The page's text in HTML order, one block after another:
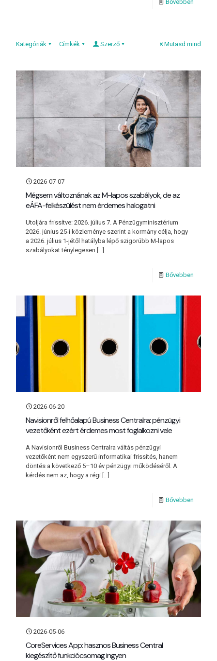
Bővebben
Kategóriák Címkék Szerző Mutasd mind
2026-07-07
Mégsem változnának az M-lapos szabályok, de az
eÁFA-felkészülést nem érdemes halogatni
Utoljára frissítve: 2026. július 7. A Pénzügyminisztérium
2026. június 25-i közleménye szerint a kormány célja, hogy
a 2026. július 1-jétől hatályba lépő szigorúbb M-lapos
szabályokat ténylegesen […]
Bővebben
2026-06-20
Navisionről felhőalapú Business Centralra: pénzügyi
vezetőként ezért érdemes most foglalkozni vele
A Navisionről Business Centralra váltás pénzügyi
vezetőként nem egyszerű informatikai frissítés, hanem
döntés a következő 5–10 év pénzügyi működéséről. A
kérdés nem az, hogy a régi […]
Bővebben
2026-05-06
CoreServices App: hasznos Business Central
kiegészítő funkciócsomag ingyen